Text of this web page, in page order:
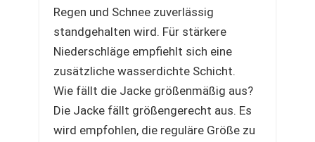
Regen und Schnee zuverlässig
standgehalten wird. Für stärkere
Niederschläge empfiehlt sich eine
zusätzliche wasserdichte Schicht.
Wie fällt die Jacke größenmäßig aus?
Die Jacke fällt größengerecht aus. Es
wird empfohlen, die reguläre Größe zu